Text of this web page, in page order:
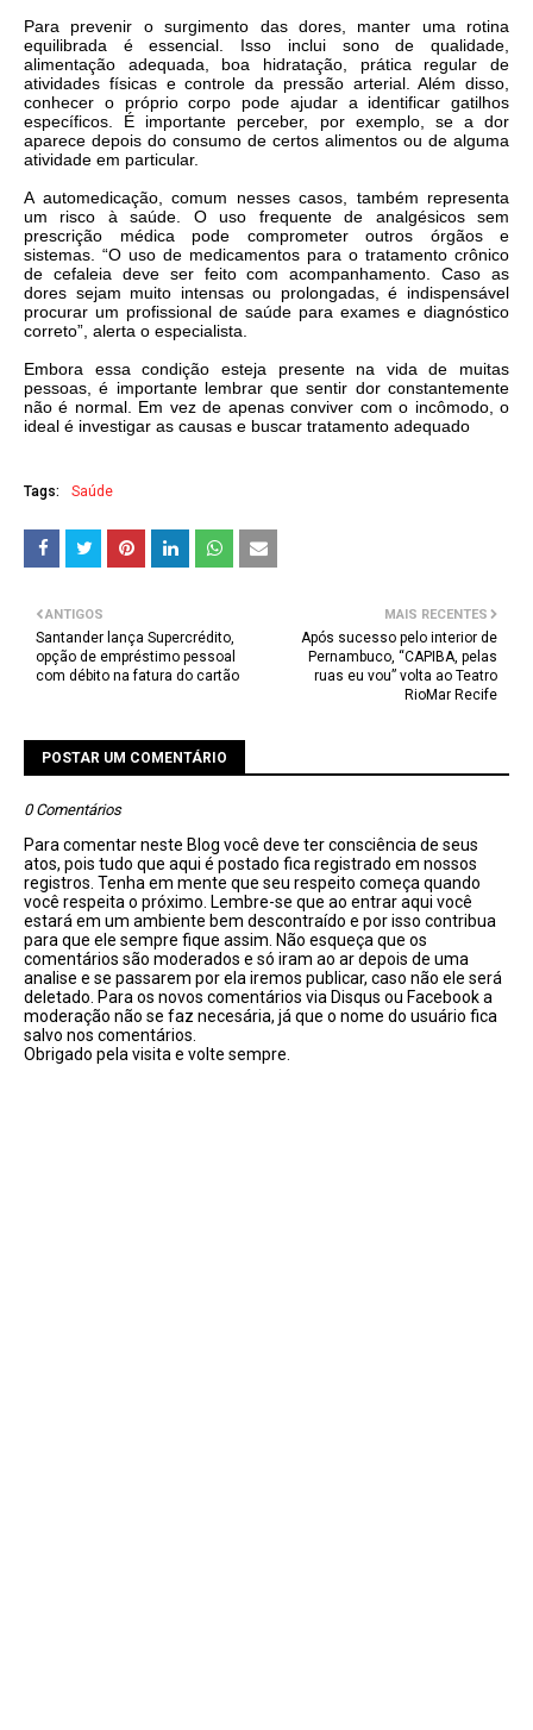
Para prevenir o surgimento das dores, manter uma rotina
equilibrada é essencial. Isso inclui sono de qualidade,
alimentação adequada, boa hidratação, prática regular de
atividades físicas e controle da pressão arterial. Além disso,
conhecer o próprio corpo pode ajudar a identificar gatilhos
específicos. É importante perceber, por exemplo, se a dor
aparece depois do consumo de certos alimentos ou de alguma
atividade em particular.
A automedicação, comum nesses casos, também representa
um risco à saúde. O uso frequente de analgésicos sem
prescrição médica pode comprometer outros órgãos e
sistemas. “O uso de medicamentos para o tratamento crônico
de cefaleia deve ser feito com acompanhamento. Caso as
dores sejam muito intensas ou prolongadas, é indispensável
procurar um profissional de saúde para exames e diagnóstico
correto”, alerta o especialista.
Embora essa condição esteja presente na vida de muitas
pessoas, é importante lembrar que sentir dor constantemente
não é normal. Em vez de apenas conviver com o incômodo, o
ideal é investigar as causas e buscar tratamento adequado
Tags: Saúde
MAIS RECENTES
Após sucesso pelo interior de
Pernambuco, “CAPIBA, pelas
ruas eu vou” volta ao Teatro
RioMar Recife
ANTIGOS
Santander lança Supercrédito,
opção de empréstimo pessoal
com débito na fatura do cartão
POSTAR UM COMENTÁRIO
0 Comentários
Para comentar neste Blog você deve ter consciência de seus
atos, pois tudo que aqui é postado fica registrado em nossos
registros. Tenha em mente que seu respeito começa quando
você respeita o próximo. Lembre-se que ao entrar aqui você
estará em um ambiente bem descontraído e por isso contribua
para que ele sempre fique assim. Não esqueça que os
comentários são moderados e só iram ao ar depois de uma
analise e se passarem por ela iremos publicar, caso não ele será
deletado. Para os novos comentários via Disqus ou Facebook a
moderação não se faz necesária, já que o nome do usuário fica
salvo nos comentários.
Obrigado pela visita e volte sempre.